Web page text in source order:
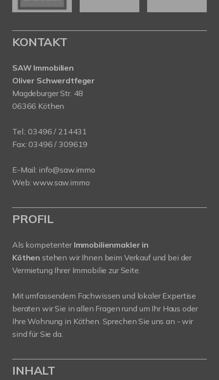
KONTAKT
SAW Immobilien
Oliver Schwerdtfeger
Magdeburger Str. 48
06366 Köthen
Tel.:03496 / 214431
Fax: 03496 / 309619
E-Mail: info@saw.immo
Web:www.saw.immo
PROFIL
Als kompetenter Immobilienmakler in
Köthen stehen wir Ihnen beim Verkauf und bei der
Vermietung Ihrer Immobilie zur Seite.
Mit umfassendem Fachwissen und lokaler Expertise
beraten wir Sie in allen Fragen rund um Ihr Haus oder
Ihre Wohnung in Köthen. Sprechen Sie uns an - wir
sind für Sie da.
INHALT